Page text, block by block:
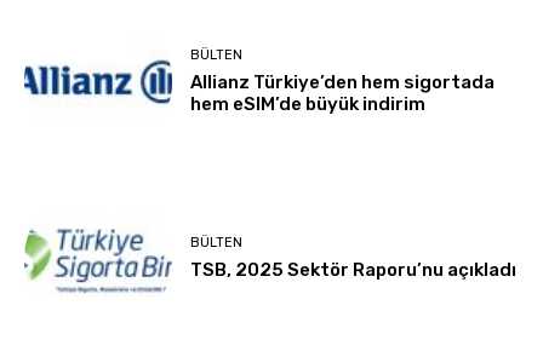
BÜLTEN
Allianz Türkiye’den hem sigortada
hem eSIM’de büyük indirim
BÜLTEN
TSB, 2025 Sektör Raporu’nu açıkladı